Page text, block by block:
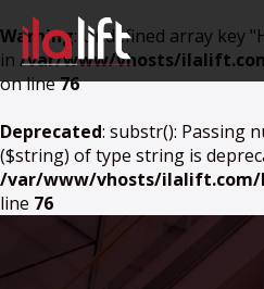
Warning: Undefined array key
in /var/www/vhosts/
on line76
Deprecated: substr(): Passing
($string) of type string is
/var/www/vhosts/
line 76